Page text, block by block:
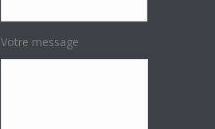
Votre message